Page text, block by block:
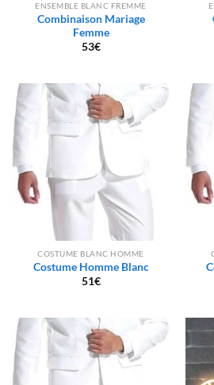
ENSEMBLE BLANC FREMME
Combinaison Mariage
Femme
53€
COSTUME BLANC HOMME
Costume Homme Blanc
51€